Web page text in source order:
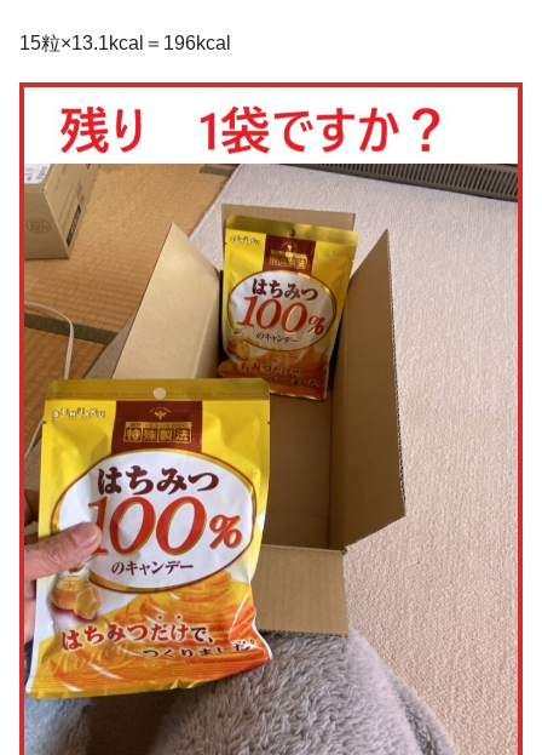
15粒×13.1kcal＝196kcal